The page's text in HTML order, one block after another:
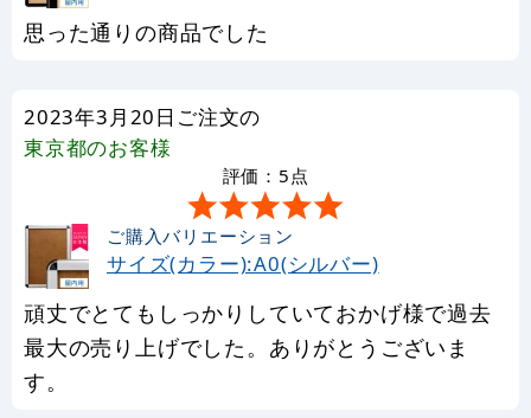
思った通りの商品でした
2023年3月20日ご注文の
東京都のお客様
評価：5点
ご購入バリエーション
サイズ(カラー):A0(シルバー)
頑丈でとてもしっかりしていておかげ様で過去
最大の売り上げでした。ありがとうございま
す。